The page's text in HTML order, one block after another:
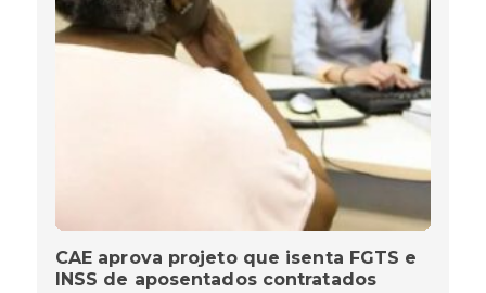
CAE aprova projeto que isenta FGTS e
INSS de aposentados contratados